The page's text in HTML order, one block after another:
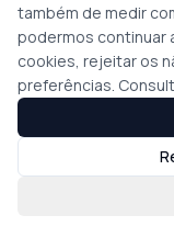
também de medir
podermos continuar
cookies, rejeitar os
preferências.